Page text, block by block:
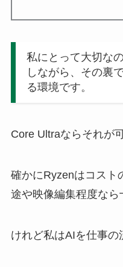
私にとって大切な
しながら、その裏
る環境です。
Core Ultraならそれが
確かにRyzenはコスト
途や映像編集程度なら
けれど私はAIを仕事の